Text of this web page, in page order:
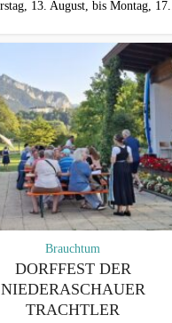
13. August, bis Montag,
Brauchtum
DORFFEST DER
NIEDERASCHAUER
TRACHTLER